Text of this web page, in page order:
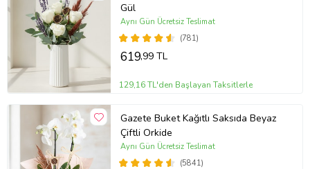
Gül
(781)
Aynı Gün Ücretsiz Teslimat
619,99 TL
129,16 TL'den Başlayan Taksitlerle
Gazete Buket Kağıtlı Saksıda Beyaz
Çiftli Orkide
(5841)
Aynı Gün Ücretsiz Teslimat